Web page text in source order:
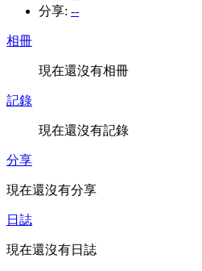
分享: --
相冊
現在還沒有相冊
記錄
現在還沒有記錄
分享
現在還沒有分享
日誌
現在還沒有日誌